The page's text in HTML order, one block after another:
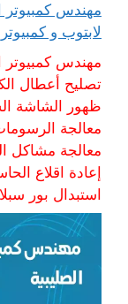
لابتوب و
مهندس كمبيوتر
تصليح أعطال
ظهور الشاشة
معالجة
معالجة مشاكل
إعادة اقلاع
استبدال بور